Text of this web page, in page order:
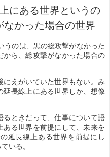
にある世界というの
かった場合の世界
うのは、黒の総攻撃がなかった
ら、総攻撃がなかった場合の
えがいていた世界もない。み
長線上にある世界しか、想像
ときだって、仕事について語
る世界を前提にして、未来を
延長線上ある世界を前提にし
いる。